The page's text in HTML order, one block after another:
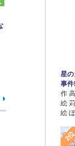
星の
事
作
絵
絵
2